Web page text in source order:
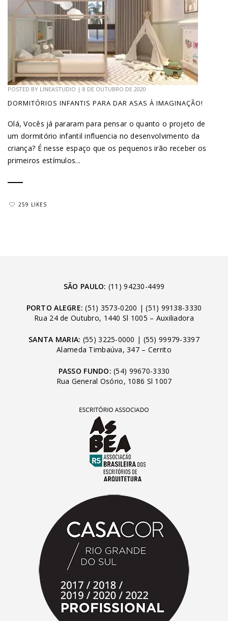
POSTED BY LINEASTUDIO | 8 DE OUTUBRO DE 2020
DORMITÓRIOS INFANTIS PARA DAR ASAS À IMAGINAÇÃO!
Olá, Vocês já pararam para pensar o quanto o projeto de
um dormitório infantil influencia no desenvolvimento da
criança? É nesse espaço que os pequenos irão receber os
primeiros estímulos...
259 LIKES
SÃO PAULO: (11) 94230-4499
PORTO ALEGRE: (51) 3573-0200 |(51) 99138-3330
Rua 24 de Outubro, 1440 Sl 1005 – Auxiliadora
SANTA MARIA: (55) 3225-0000 | (55) 99979-3397
Alameda Timbaúva, 347 – Cerrito
PASSO FUNDO: (54) 99670-3330
Rua General Osório, 1086 Sl 1007